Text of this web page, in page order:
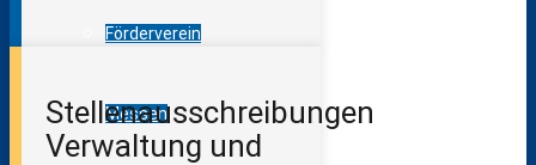
Förderverein
Messen
Stellenausschreibungen
Verwaltung und